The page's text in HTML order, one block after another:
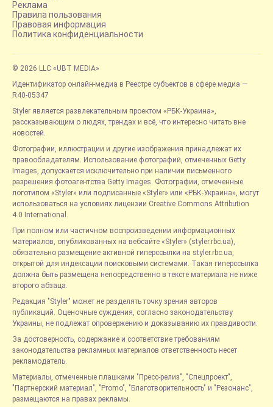
Реклама
Правила пользования
Правовая информация
Политика конфиденциальности
© 2026 LLC «UBT MEDIA»
Идентификатор онлайн-медиа в Реестре субъектов в сфере медиа —
R40-05347
Styler является развлекательным проектом «РБК-Украина»,
рассказывающим о людях, трендах и всё, что интересно читать вне
новостей.
Фотографии, иллюстрации и другие изображения принадлежат их
правообладателям. Использование фотографий, отмеченных Getty
Images, допускается исключительно при наличии письменного
разрешения фотоагентства Getty Images. Фотографии, отмеченные
логотипом «Styler» или подписанные «Styler» или «РБК-Украина», могут
использоваться на условиях лицензии Creative Commons Attribution
4.0 International.
При полном или частичном воспроизведении информационных
материалов, опубликованных на вебсайте «Styler» (styler.rbc.ua),
обязательно размещение активной гиперссылки на styler.rbc.ua,
открытой для индексации поисковыми системами. Такая гиперссылка
должна быть размещена непосредственно в тексте материала не ниже
второго абзаца.
Редакция "Styler" может не разделять точку зрения авторов
публикаций. Оценочные суждения, согласно законодательству
Украины, не подлежат опровержению и доказыванию их правдивости.
За достоверность, содержание и соответствие требованиям
законодательства рекламных материалов ответственность несет
рекламодатель.
Материалы, отмеченные плашками "Пресс-релиз", "Спецпроект",
"Партнерский материал", "Promo", "Благотворительность" и "Резонанс",
размещаются на правах рекламы.